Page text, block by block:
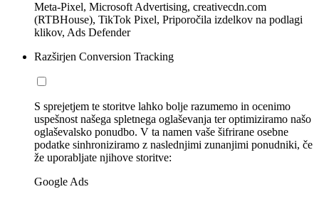
Meta-Pixel, Microsoft Advertising, creativecdn.com
(RTBHouse), TikTok Pixel, Priporočila izdelkov na podlagi
klikov, Ads Defender
Razširjen Conversion Tracking
S sprejetjem te storitve lahko bolje razumemo in ocenimo
uspešnost našega spletnega oglaševanja ter optimiziramo našo
oglaševalsko ponudbo. V ta namen vaše šifrirane osebne
podatke sinhroniziramo z naslednjimi zunanjimi ponudniki, če
že uporabljate njihove storitve:
Google Ads